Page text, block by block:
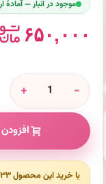
موجود در انبار — آمادهٔ
۶۵۰,۰۰۰
-
+
با خرید این محصول ۳۳ سکهٔ طلایی می‌گیری!